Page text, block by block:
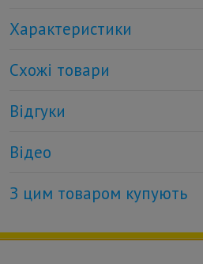
Характеристики
Схожі товари
Відгуки
Відео
З цим товаром купують